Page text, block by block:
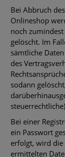
Bei Abbruch
Onlineshop
noch
gelöscht. Im
sämtliche
des
sodann
Bei einer
ein Passwort
erfolgt, wird die
ermittelten